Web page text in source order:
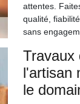
attentes.
qualité,
sans
Travaux
l'artisan
le